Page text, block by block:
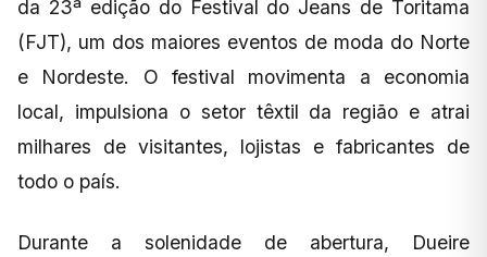
da 23ª edição do Festival do Jeans de Toritama
(FJT), um dos maiores eventos de moda do Norte
e Nordeste. O festival movimenta a economia
local, impulsiona o setor têxtil da região e atrai
milhares de visitantes, lojistas e fabricantes de
todo o país.
Durante a solenidade de abertura, Dueire